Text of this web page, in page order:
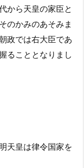
から天皇の家臣と
のかみのあそみま
政では右大臣であ
ることとなりまし
天皇は律令国家を